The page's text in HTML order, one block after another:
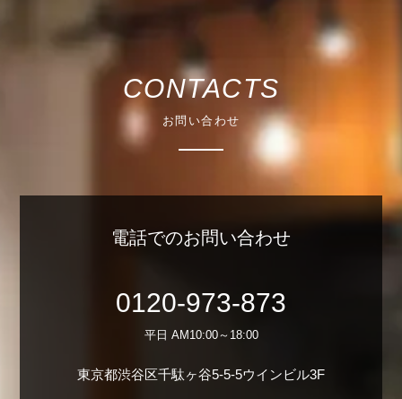
CONTACTS
お問い合わせ
電話でのお問い合わせ
0120-973-873
平日 AM10:00～18:00
東京都渋谷区千駄ヶ谷5-5-5ウインビル3F